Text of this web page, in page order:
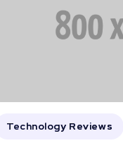
Technology Reviews